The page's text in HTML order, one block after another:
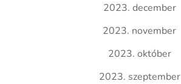
2023. december
2023. november
2023. október
2023. szeptember